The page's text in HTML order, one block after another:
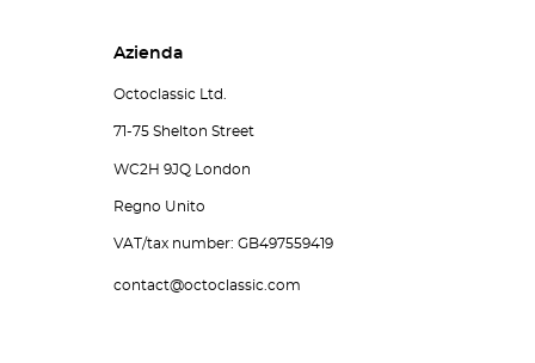
Azienda
Octoclassic Ltd.
71-75 Shelton Street
WC2H 9JQ London
Regno Unito
VAT/tax number: GB497559419
contact@octoclassic.com